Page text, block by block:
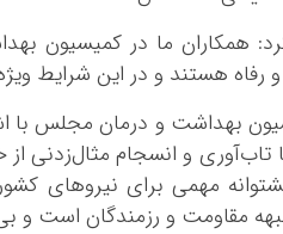
همکاران ما در کمیسیون
و رفاه هستند و در این شرایط
بهداشت و درمان مجلس با
تاب‌آوری و انسجام مثال‌زدنی
مهمی برای نیروهای
مقاومت و رزمندگان است و